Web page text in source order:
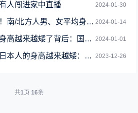
2024-01-30
人闯进家中直播
2024-01-14
人男、女平均身高对比：很意外
2024-01-01
了背后：国民正食草化 羸弱成主流
2023-12-26
：比30年前还降低了0.1厘米、未来还会更低
共1页 16条